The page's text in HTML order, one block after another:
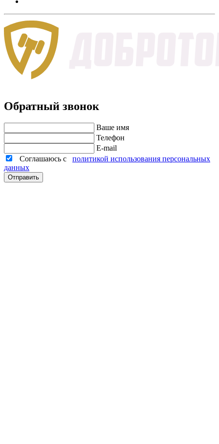
Обратный звонок
Ваше имя
Телефон
E-mail
Соглашаюсь с политикой использования персональных
данных
Отправить